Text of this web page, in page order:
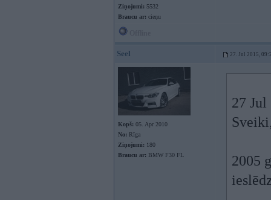
Ziņojumi: 5532
Braucu ar: cieņu
Seel 27. Jul 2015,
Kopš: 05. Apr 2010
No: Rīga
Ziņojumi: 180
Braucu ar: BMW F30 FL
27
2005